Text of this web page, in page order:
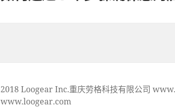
2018 Loogear Inc.重庆劳格科技有限公司
www.loogear.com